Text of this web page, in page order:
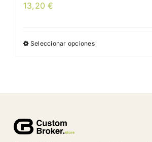
13,20€
Seleccionar opcionesEste